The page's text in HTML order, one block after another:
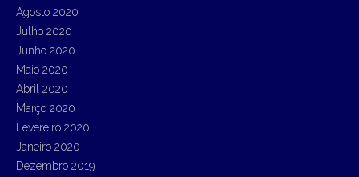
Agosto 2020
Julho 2020
Junho 2020
Maio 2020
Abril 2020
Março 2020
Fevereiro 2020
Janeiro 2020
Dezembro 2019